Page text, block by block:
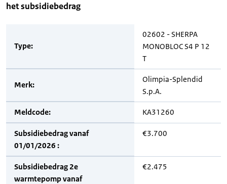
het subsidiebedrag
Type:
02602 - SHERPA
MONOBLOC S4 P 12
T
Merk:
Olimpia-Splendid
S.p.A.
Meldcode: KA31260
Subsidiebedrag vanaf
01/01/2026 :
€3.700
Subsidiebedrag 2e
warmtepomp vanaf
€2.475